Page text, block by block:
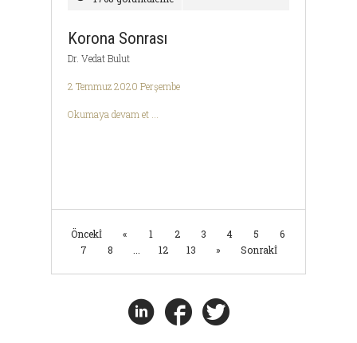
Korona Sonrası
Dr. Vedat Bulut
2 Temmuz 2020 Perşembe
Okumaya devam et ...
Öncekİ « 1 2 3 4 5
6
7
8 12 13 » Sonrakİ